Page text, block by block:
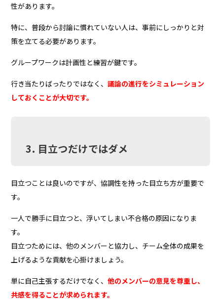
性があります。
特に、普段から討論に慣れていない人は、事前にしっかりと対
策を立てる必要があります。
グループワークは計画性と練習が鍵です。
行き当たりばったりではなく、議論の進行をシミュレーション
しておくことが大切です。
3. 目立つだけではダメ
目立つことは良いのですが、協調性を持った目立ち方が重要で
す。
一人で勝手に目立つと、浮いてしまい不合格の原因になりま
す。
目立つためには、他のメンバーと協力し、チーム全体の成果を
上げるような貢献を心掛けましょう。
単に自己主張するだけでなく、他のメンバーの意見を尊重し、
共感を得ることが求められます。